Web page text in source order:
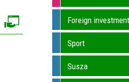
Foreign
Sport
Susza